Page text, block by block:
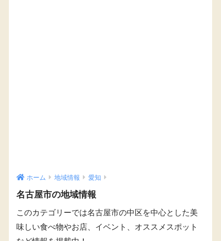
ホーム 地域情報 愛知
名古屋市の地域情報
このカテゴリーでは名古屋市の中区を中心とした美
味しい食べ物やお店、イベント、オススメスポット